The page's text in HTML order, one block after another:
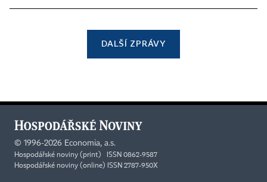
DALŠÍ ZPRÁVY
© 1996-2026 Economia, a.s.
Hospodářské noviny (print) ISSN 0862-9587
Hospodářské noviny (online) ISSN 2787-950X